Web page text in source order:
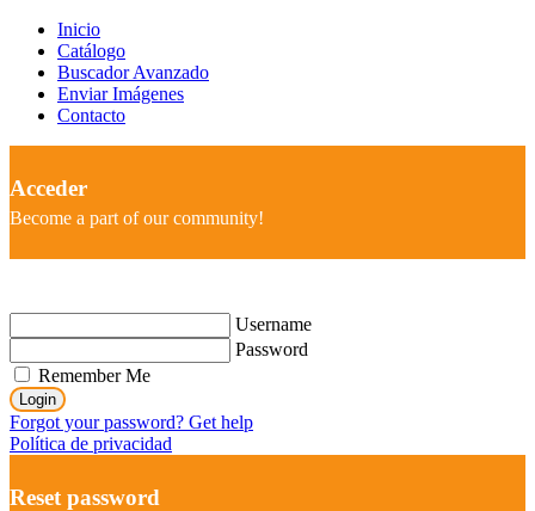
Inicio
Catálogo
Buscador Avanzado
Enviar Imágenes
Contacto
Acceder
Become a part of our community!
Username
Password
Remember Me
Login
Forgot your password? Get help
Política de privacidad
Reset password